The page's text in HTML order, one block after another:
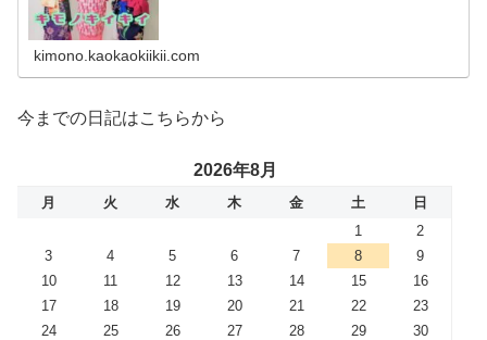
kimono.kaokaokiikii.com
今までの日記はこちらから
2026年8月
月 火 水 木 金 土
日
1
2
3
4 5 6 7 8
9
10
11 12 13 14 15
16
17
18 19 20 21 22
23
24
25 26 27 28 29
30